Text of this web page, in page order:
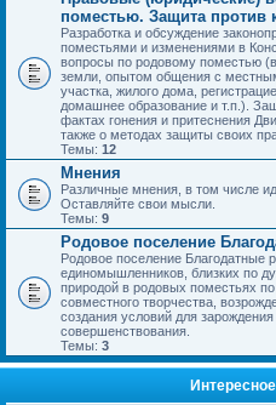
поместью. Защита против
Разработка и обсуждение
поместьями и изменениями в
вопросы по родовому поместью
земли, опытом общения с
участка, жилого дома,
домашнее образование и т.п.).
фактах гонения и притеснения
также о методах защиты своих
Темы: 12
Мнения
Различные мнения, в том числе
Оставляйте свои мысли.
Темы: 9
Родовое поселение
Родовое поселение Благодатные
единомышленников, близких по
природой в родовых поместьях
совместного творчества,
создания условий для
совершенствования.
Темы: 3